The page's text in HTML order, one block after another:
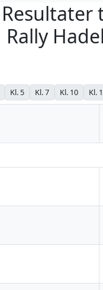
Resultater
Rally
Kl. 5 Kl. 7 Kl. 10 Kl.